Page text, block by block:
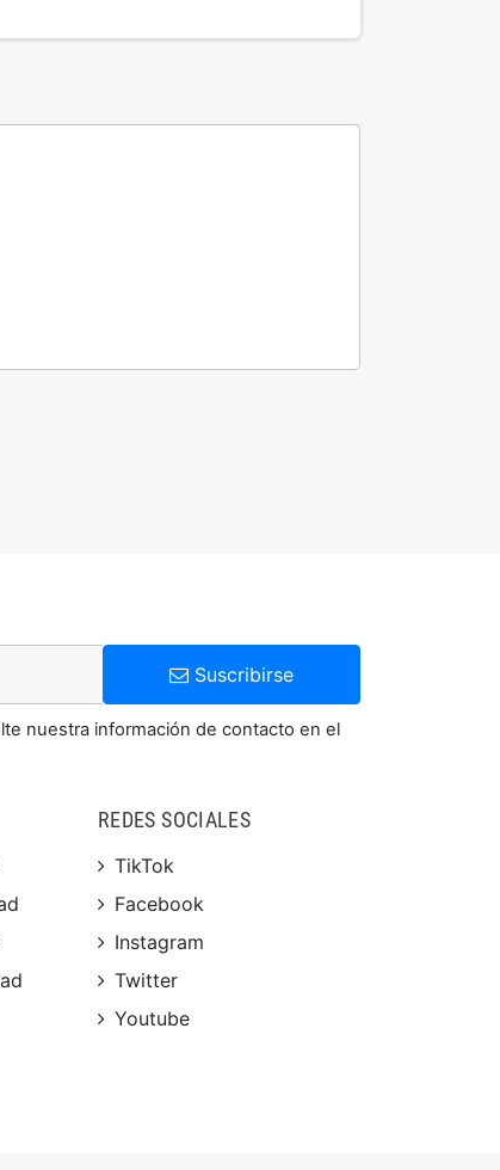
Suscribirse
nuestra información de contacto en el
REDES SOCIALES
TikTok
Facebook
Instagram
Twitter
Youtube